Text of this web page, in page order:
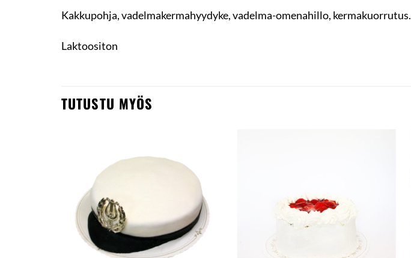
Kakkupohja, vadelmakermahyydyke, vadelma-omenahillo, kermakuorrutus.
Laktoositon
TUTUSTU MYÖS